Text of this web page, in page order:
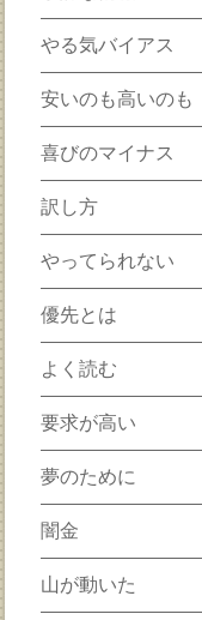
やる気バイアス
安いのも高いのも
喜びのマイナス
訳し方
やってられない
優先とは
よく読む
要求が高い
夢のために
闇金
山が動いた